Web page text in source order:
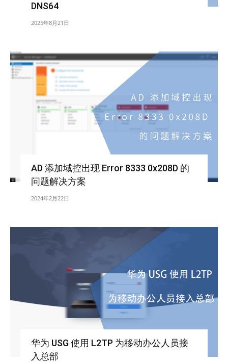
DNS64
2025年8月21日
AD 添加域控出现 Error 8333 0x208D 的
问题解决方案
2024年2月22日
华为 USG 使用 L2TP 为移动办公人员接
入总部